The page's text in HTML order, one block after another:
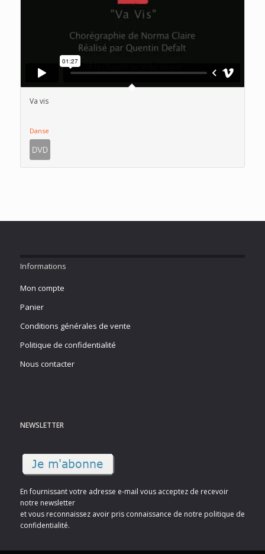
Va vis
Danse
Informations
Mon compte
Panier
Conditions générales de vente
Politique de confidentialité
Nous contacter
NEWSLETTER
En fournissant votre adresse e-mail vous acceptez de recevoir
notre newsletter
et vous reconnaissez avoir pris connaissance de notre politique de
confidentialité.